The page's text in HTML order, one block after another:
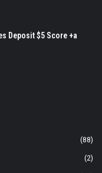
Deposit $5 Score +a
(88)
(2)